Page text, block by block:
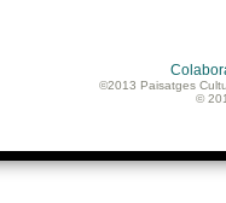
©2013 Paisatges
©